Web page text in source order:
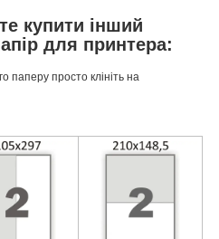
купити інший
для принтера:
паперу просто клініть на